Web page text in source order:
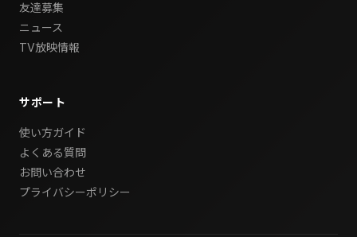
友達募集
ニュース
TV放映情報
サポート
使い方ガイド
よくある質問
お問い合わせ
プライバシーポリシー